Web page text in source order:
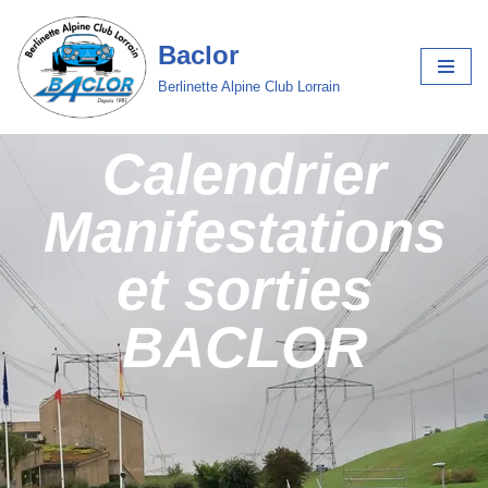
Aller
au
contenu
Baclor
Berlinette Alpine Club Lorrain
Calendrier
Manifestations
et sorties
BACLOR